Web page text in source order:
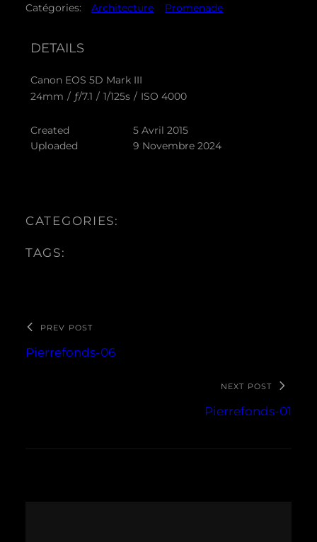
Catégories:
Architecture Promenade
DETAILS
Canon EOS 5D Mark III
24mm / ƒ/7.1 / 1/125s / ISO 4000
Created
5 Avril 2015
Uploaded
9 Novembre 2024
CATEGORIES:
TAGS:
PREV POST
Pierrefonds-06
NEXT POST
Pierrefonds-01